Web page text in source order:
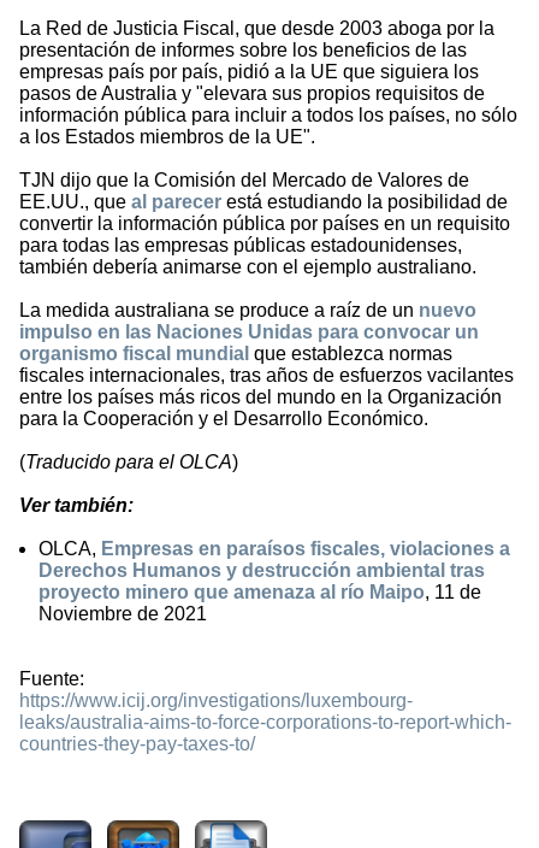
La Red de Justicia Fiscal, que desde 2003 aboga por la
presentación de informes sobre los beneficios de las
empresas país por país, pidió a la UE que siguiera los
pasos de Australia y "elevara sus propios requisitos de
información pública para incluir a todos los países, no sólo
a los Estados miembros de la UE".
TJN dijo que la Comisión del Mercado de Valores de
EE.UU., que al parecer está estudiando la posibilidad de
convertir la información pública por países en un requisito
para todas las empresas públicas estadounidenses,
también debería animarse con el ejemplo australiano.
La medida australiana se produce a raíz de un nuevo
impulso en las Naciones Unidas para convocar un
organismo fiscal mundial que establezca normas
fiscales internacionales, tras años de esfuerzos vacilantes
entre los países más ricos del mundo en la Organización
para la Cooperación y el Desarrollo Económico.
(Traducido para el OLCA)
Ver también:
OLCA, Empresas en paraísos fiscales, violaciones a
Derechos Humanos y destrucción ambiental tras
proyecto minero que amenaza al río Maipo, 11 de
Noviembre de 2021
Fuente:
https://www.icij.org/investigations/luxembourg-
leaks/australia-aims-to-force-corporations-to-report-which-
countries-they-pay-taxes-to/